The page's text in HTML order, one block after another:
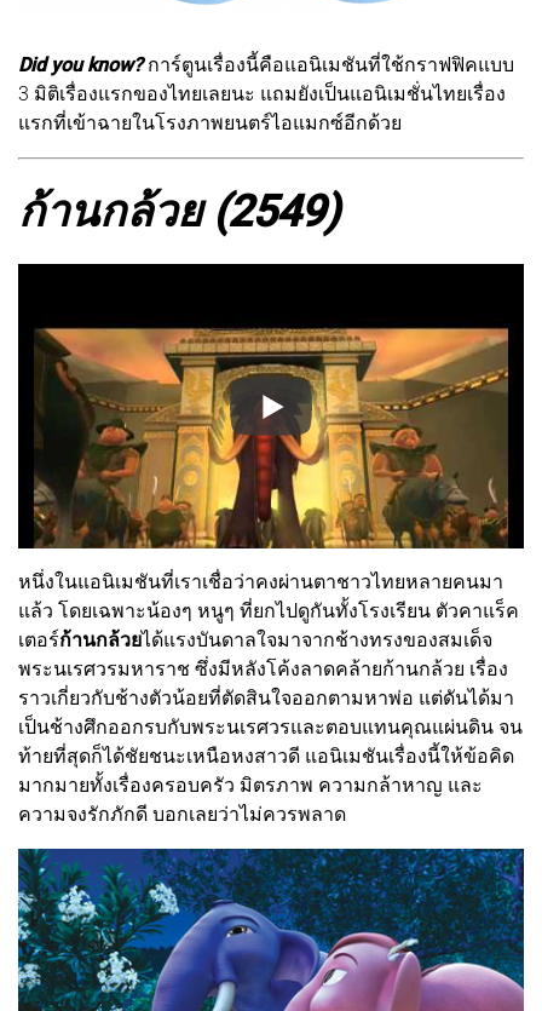
Did you know?การ์ตูนเรื่องนี้คือแอนิเมชันที่ใช้กราฟฟิคแบบ
3 มิติเรื่องแรกของไทยเลยนะ แถมยังเป็นแอนิเมชั่นไทยเรื่อง
แรกที่เข้าฉายในโรงภาพยนตร์ไอแมกซ์อีกด้วย
ก้านกล้วย (2549)
หนึ่งในแอนิเมชันที่เราเชื่อว่าคงผ่านตาชาวไทยหลายคนมา
แล้ว โดยเฉพาะน้องๆ หนูๆ ที่ยกไปดูกันทั้งโรงเรียน ตัวคาแร็ค
เตอร์ก้านกล้วยได้แรงบันดาลใจมาจากช้างทรงของสมเด็จ
พระนเรศวรมหาราช ซึ่งมีหลังโค้งลาดคล้ายก้านกล้วย เรื่อง
ราวเกี่ยวกับช้างตัวน้อยที่ตัดสินใจออกตามหาพ่อ แต่ดันได้มา
เป็นช้างศึกออกรบกับพระนเรศวรและตอบแทนคุณแผ่นดิน จน
ท้ายที่สุดก็ได้ชัยชนะเหนือหงสาวดี แอนิเมชันเรื่องนี้ให้ข้อคิด
มากมายทั้งเรื่องครอบครัว มิตรภาพ ความกล้าหาญ และ
ความจงรักภักดี บอกเลยว่าไม่ควรพลาด